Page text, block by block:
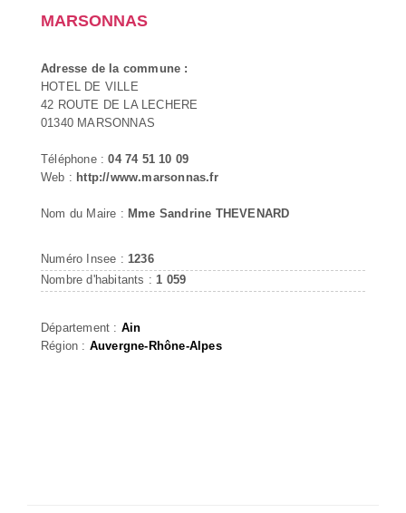
MARSONNAS
Adresse de la commune :
HOTEL DE VILLE
42 ROUTE DE LA LECHERE
01340 MARSONNAS
Téléphone :04 74 51 10 09
Web : http://www.marsonnas.fr
Nom du Maire : Mme Sandrine THEVENARD
Numéro Insee : 1236
Nombre d'habitants : 1 059
Département : Ain
Région : Auvergne-Rhône-Alpes